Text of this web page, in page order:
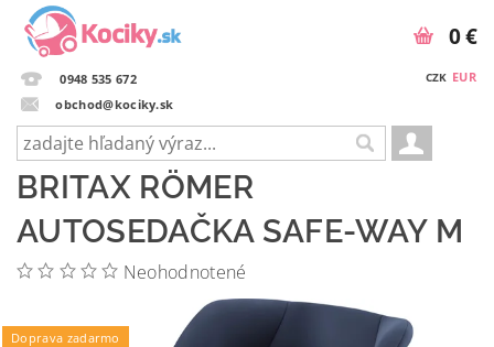
0948 535 672
obchod@kociky.sk
CZK EUR
0 €
BRITAX RÖMER
AUTOSEDAČKA SAFE-WAY M
Neohodnotené
Doprava zadarmo